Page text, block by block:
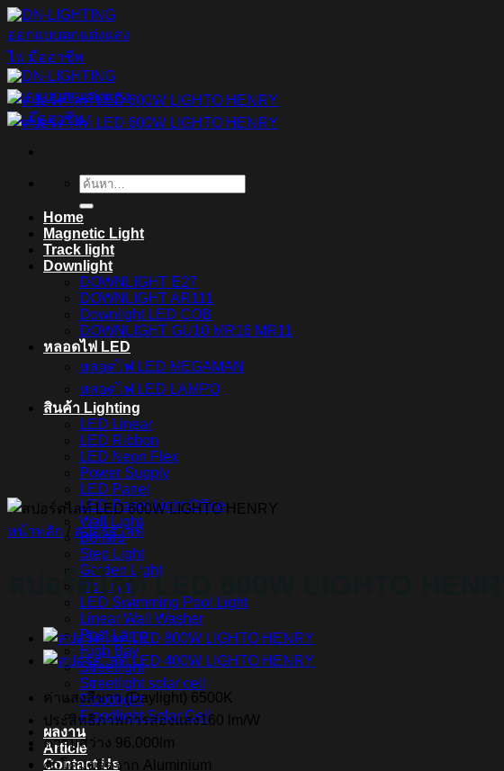
ข้าม
ไป
ยัง
เนื้อหา
ค้นหา:
Home
Magnetic Light
Track light
Downlight
DOWNLIGHT E27
DOWNLIGHT AR111
Downlight LED COB
DOWNLIGHT GU10 MR16 MR11
หลอดไฟ LED
หลอดไฟ LED MEGAMAN
หลอดไฟ LED LAMPO
สินค้า Lighting
LED Linear
LED Ribbon
LED Neon Flex
Power Supply
LED Panel
LED Panel Light Office
Wall Light
Bollard
Step Light
Garden Light
Up Light
LED Swimming Pool Light
Linear Wall Washer
Post Lamp
High Bay
Streetlight
Streetlight solar cell
Floodlight
Floodlight Solar Cell
ผลงาน
Article
Contact Us
หน้าหลัก / สปอร์ตไลท์
สปอร์ตไลท์ LED 600W LIGHTO HENRY
ค่าแสงสีขาว (Daylight) 6500K
ประสิทธิภาพการส่องแสง160 lm/W
ความสว่าง 96,000lm
ตัวโคมผลิตจาก Aluminium